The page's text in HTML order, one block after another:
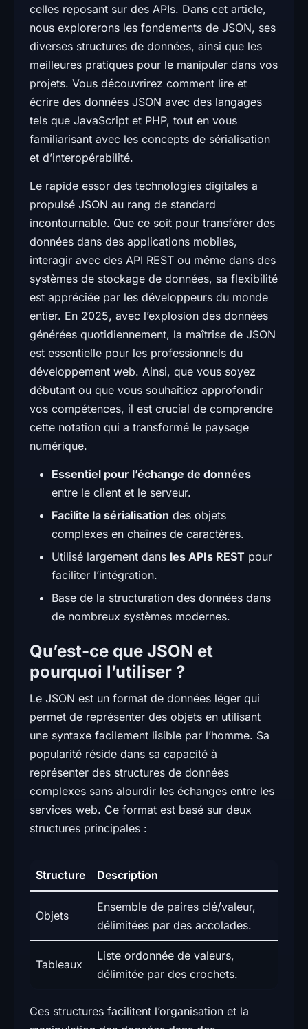
celles reposant sur des APIs. Dans cet article,
nous explorerons les fondements de JSON, ses
diverses structures de données, ainsi que les
meilleures pratiques pour le manipuler dans vos
projets. Vous découvrirez comment lire et
écrire des données JSON avec des langages
tels que JavaScript et PHP, tout en vous
familiarisant avec les concepts de sérialisation
et d’interopérabilité.
Le rapide essor des technologies digitales a
propulsé JSON au rang de standard
incontournable. Que ce soit pour transférer des
données dans des applications mobiles,
interagir avec des API REST ou même dans des
systèmes de stockage de données, sa flexibilité
est appréciée par les développeurs du monde
entier. En 2025, avec l’explosion des données
générées quotidiennement, la maîtrise de JSON
est essentielle pour les professionnels du
développement web. Ainsi, que vous soyez
débutant ou que vous souhaitiez approfondir
vos compétences, il est crucial de comprendre
cette notation qui a transformé le paysage
numérique.
Essentiel pour l’échange de données
entre le client et le serveur.
Facilite la sérialisation des objets
complexes en chaînes de caractères.
Utilisé largement dans les APIs REST pour
faciliter l’intégration.
Base de la structuration des données dans
de nombreux systèmes modernes.
Qu’est-ce que JSON et
pourquoi l’utiliser ?
Le JSON est un format de données léger qui
permet de représenter des objets en utilisant
une syntaxe facilement lisible par l’homme. Sa
popularité réside dans sa capacité à
représenter des structures de données
complexes sans alourdir les échanges entre les
services web. Ce format est basé sur deux
structures principales :
Structure Description
Objets
Ensemble de paires clé/valeur,
délimitées par des accolades.
Tableaux
Liste ordonnée de valeurs,
délimitée par des crochets.
Ces structures facilitent l’organisation et la